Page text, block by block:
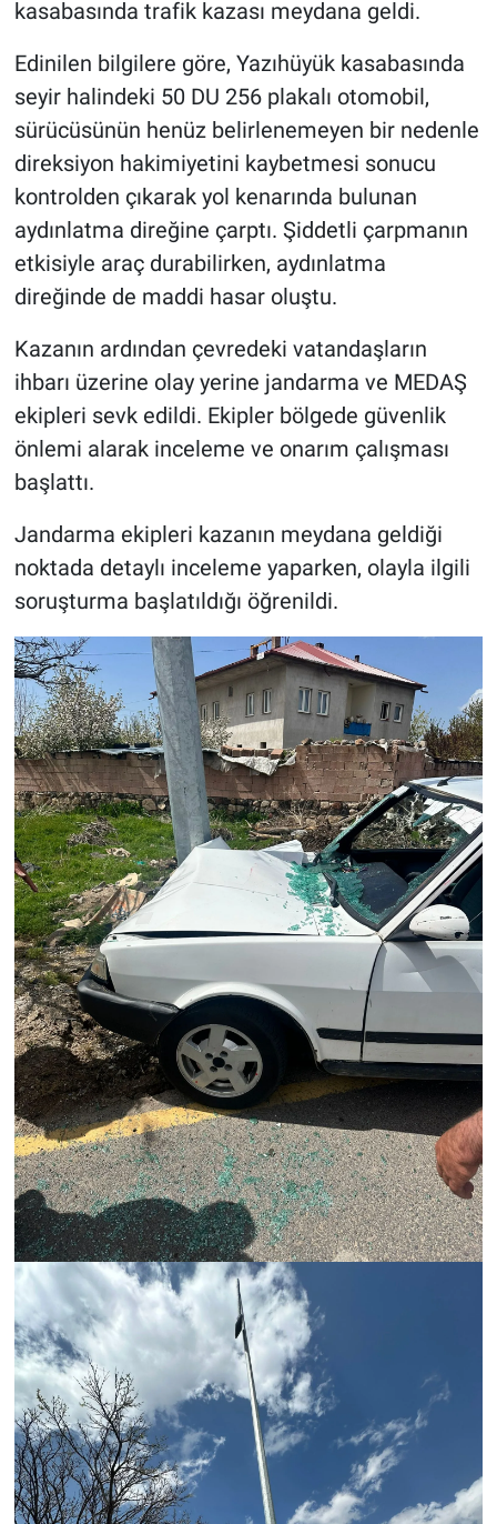
kasabasında trafik kazası meydana geldi.
Edinilen bilgilere göre, Yazıhüyük kasabasında
seyir halindeki 50 DU 256 plakalı otomobil,
sürücüsünün henüz belirlenemeyen bir nedenle
direksiyon hakimiyetini kaybetmesi sonucu
kontrolden çıkarak yol kenarında bulunan
aydınlatma direğine çarptı. Şiddetli çarpmanın
etkisiyle araç durabilirken, aydınlatma
direğinde de maddi hasar oluştu.
Kazanın ardından çevredeki vatandaşların
ihbarı üzerine olay yerine jandarma ve MEDAŞ
ekipleri sevk edildi. Ekipler bölgede güvenlik
önlemi alarak inceleme ve onarım çalışması
başlattı.
Jandarma ekipleri kazanın meydana geldiği
noktada detaylı inceleme yaparken, olayla ilgili
soruşturma başlatıldığı öğrenildi.
Niğde
Aksaray
Kırşehir
Yerel
Asayiş
Kültür - Sanat
Politika
Magazin
Çevre
Haberde İnsan